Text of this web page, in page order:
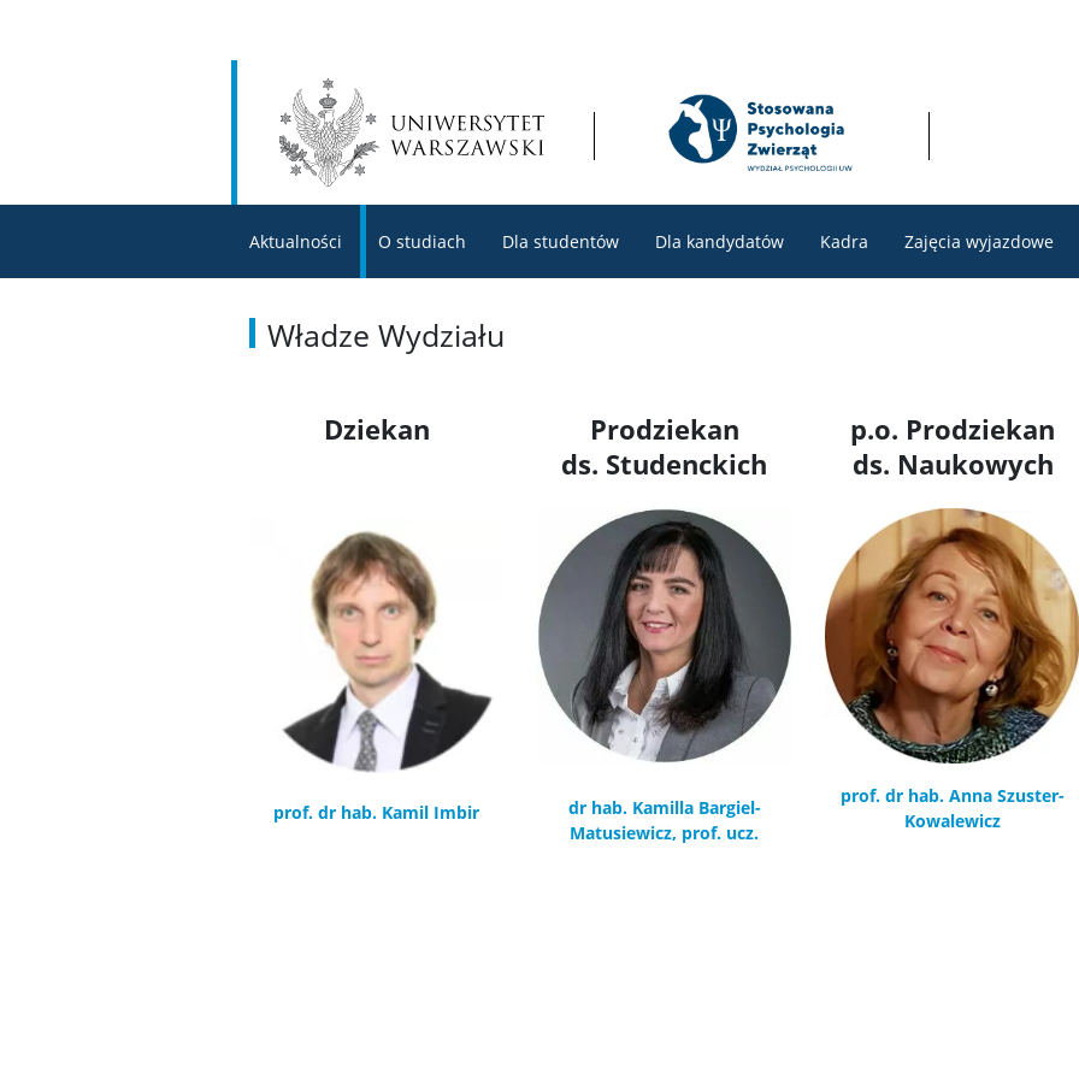
Aktualności O studiach Dla studentów Dla kandydatów Kadra Zajęcia wyjazdowe
Władze Wydziału
Dziekan
prof. dr hab. Kamil Imbir
Prodziekan
ds. Studenckich
dr hab. Kamilla Bargiel-
Matusiewicz, prof. ucz.
p.o. Prodziekan
ds. Naukowych
prof. dr hab. Anna Szuster-
Kowalewicz